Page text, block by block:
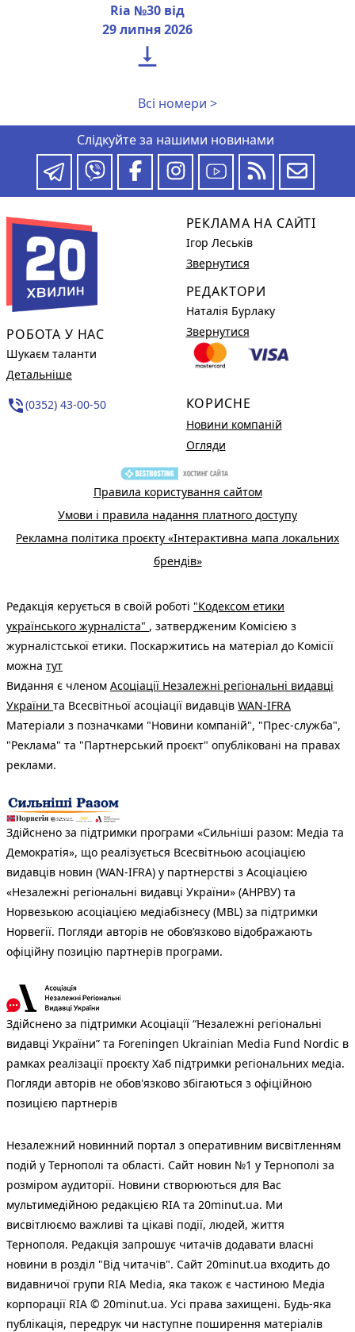
Ria №30 від
29 липня 2026

Всі номери >
Слідкуйте за нашими новинами
РОБОТА У НАС
Шукаєм таланти
Детальніше
phone_in_talk(0352) 43-00-50
РЕКЛАМА НА САЙТІ
Ігор Леськів
Звернутися
РЕДАКТОРИ
Наталія Бурлаку
Звернутися
КОРИСНЕ
Новини компаній
Огляди
Правила користування сайтом
Умови і правила надання платного доступу
Рекламна політика проєкту «Інтерактивна мапа локальних
брендів»
Редакція керується в своїй роботі "Кодексом етики
українського журналіста" , затвердженим Комісією з
журналістської етики. Поскаржитись на матеріал до Комісії
можна тут
Видання є членом Асоціації Незалежні регіональні видавці
України та Всесвітньої асоціації видавців WAN-IFRA
Матеріали з позначками "Новини компаній", "Прес-служба",
"Реклама" та "Партнерський проєкт" опубліковані на правах
реклами.
Здійснено за підтримки програми «Сильніші разом: Медіа та
Демократія», що реалізується Всесвітньою асоціацією
видавців новин (WAN-IFRA) у партнерстві з Асоціацією
«Незалежні регіональні видавці України» (АНРВУ) та
Норвезькою асоціацією медіабізнесу (MBL) за підтримки
Норвегії. Погляди авторів не обов’язково відображають
офіційну позицію партнерів програми.
Здійснено за підтримки Асоціації “Незалежні регіональні
видавці України” та Foreningen Ukrainian Media Fund Nordic в
рамках реалізації проєкту Хаб підтримки регіональних медіа.
Погляди авторів не обов'язково збігаються з офіційною
позицією партнерів
Незалежний новинний портал з оперативним висвітленням
подій у Тернополі та області. Сайт новин №1 у Тернополі за
розміром аудиторії. Новини створюються для Вас
мультимедійною редакцією RIA та 20minut.ua. Ми
висвітлюємо важливі та цікаві події, людей, життя
Тернополя. Редакція запрошує читачів додавати власні
новини в розділ "Від читачів". Сайт 20minut.ua входить до
видавничої групи RIA Media, яка також є частиною Медіа
корпорації RIA © 20minut.ua. Усі права захищені. Будь-яка
публiкацiя, передрук чи наступне поширення матеріалів